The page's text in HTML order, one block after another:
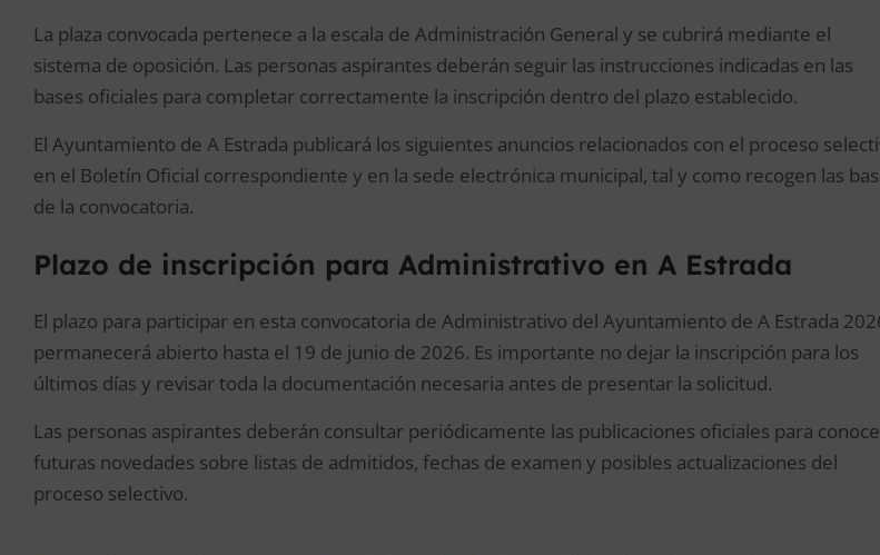
La plaza convocada pertenece a la escala de Administración General y se cubrirá mediante el
sistema de oposición. Las personas aspirantes deberán seguir las instrucciones indicadas en las
bases oficiales para completar correctamente la inscripción dentro del plazo establecido.
El Ayuntamiento de A Estrada publicará los siguientes anuncios relacionados con el proceso
en el Boletín Oficial correspondiente y en la sede electrónica municipal, tal y como recogen las
de la convocatoria.
Plazo de inscripción para Administrativo en A Estrada
El plazo para participar en esta convocatoria de Administrativo del Ayuntamiento de A Estrada
permanecerá abierto hasta el 19 de junio de 2026. Es importante no dejar la inscripción para los
últimos días y revisar toda la documentación necesaria antes de presentar la solicitud.
Las personas aspirantes deberán consultar periódicamente las publicaciones oficiales para
futuras novedades sobre listas de admitidos, fechas de examen y posibles actualizaciones del
proceso selectivo.